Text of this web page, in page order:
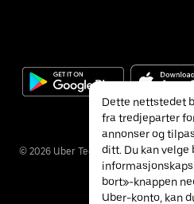
© 2026 Uber Technologies Inc.
Dette nettstedet
fra tredjeparter
annonser og
ditt. Du kan velge
bort»-knappen
Uber-konto, kan